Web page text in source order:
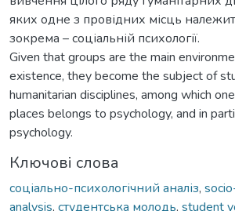
яких одне з провідних місць
зокрема – соціальній психології.
Given that groups are the main
existence, they become the subject of
humanitarian disciplines, among which
places belongs to psychology, and in
psychology.
Ключові слова
соціально-психологічний аналіз,
analysis, студентська молодь, student